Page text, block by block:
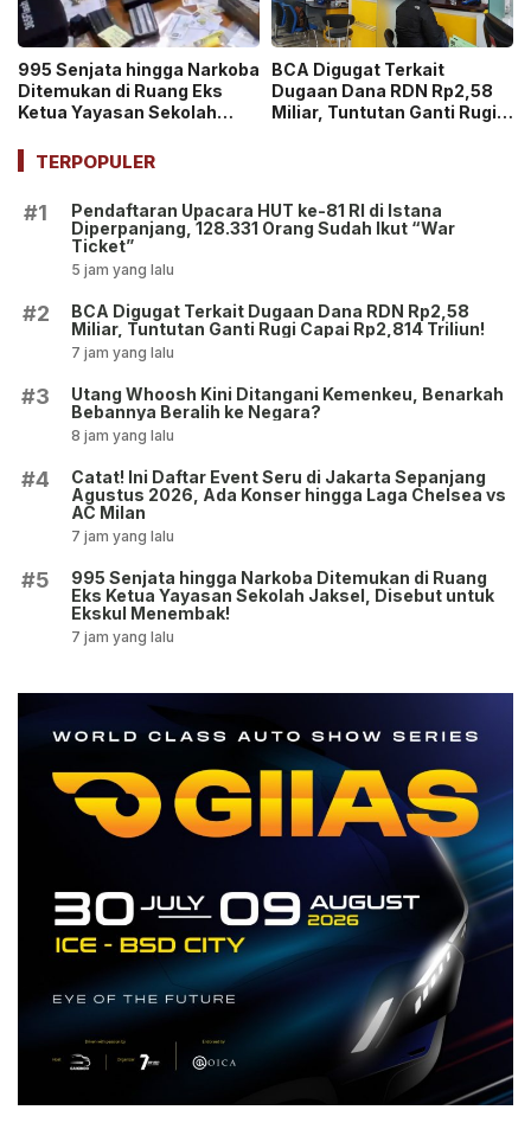
995 Senjata hingga Narkoba
Ditemukan di Ruang Eks
Ketua Yayasan Sekolah
Ekskul Menembak!
BCA Digugat Terkait
Dugaan Dana RDN Rp2,58
Miliar, Tuntutan Ganti Rugi
TERPOPULER
#1
Pendaftaran Upacara HUT ke-81 RI di Istana
Diperpanjang, 128.331 Orang Sudah Ikut “War
Ticket”
5 jam yang lalu
#2
BCA Digugat Terkait Dugaan Dana RDN Rp2,58
Miliar, Tuntutan Ganti Rugi Capai Rp2,814 Triliun!
7 jam yang lalu
#3
Utang Whoosh Kini Ditangani Kemenkeu, Benarkah
Bebannya Beralih ke Negara?
8 jam yang lalu
#4
Catat! Ini Daftar Event Seru di Jakarta Sepanjang
Agustus 2026, Ada Konser hingga Laga Chelsea vs
AC Milan
7 jam yang lalu
#5
995 Senjata hingga Narkoba Ditemukan di Ruang
Eks Ketua Yayasan Sekolah Jaksel, Disebut untuk
Ekskul Menembak!
7 jam yang lalu